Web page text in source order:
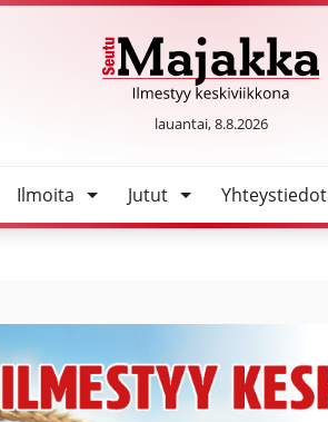
SeutuMajakka
lauantai, 8.8.2026
Ilmoita Jutut Yhteystiedot